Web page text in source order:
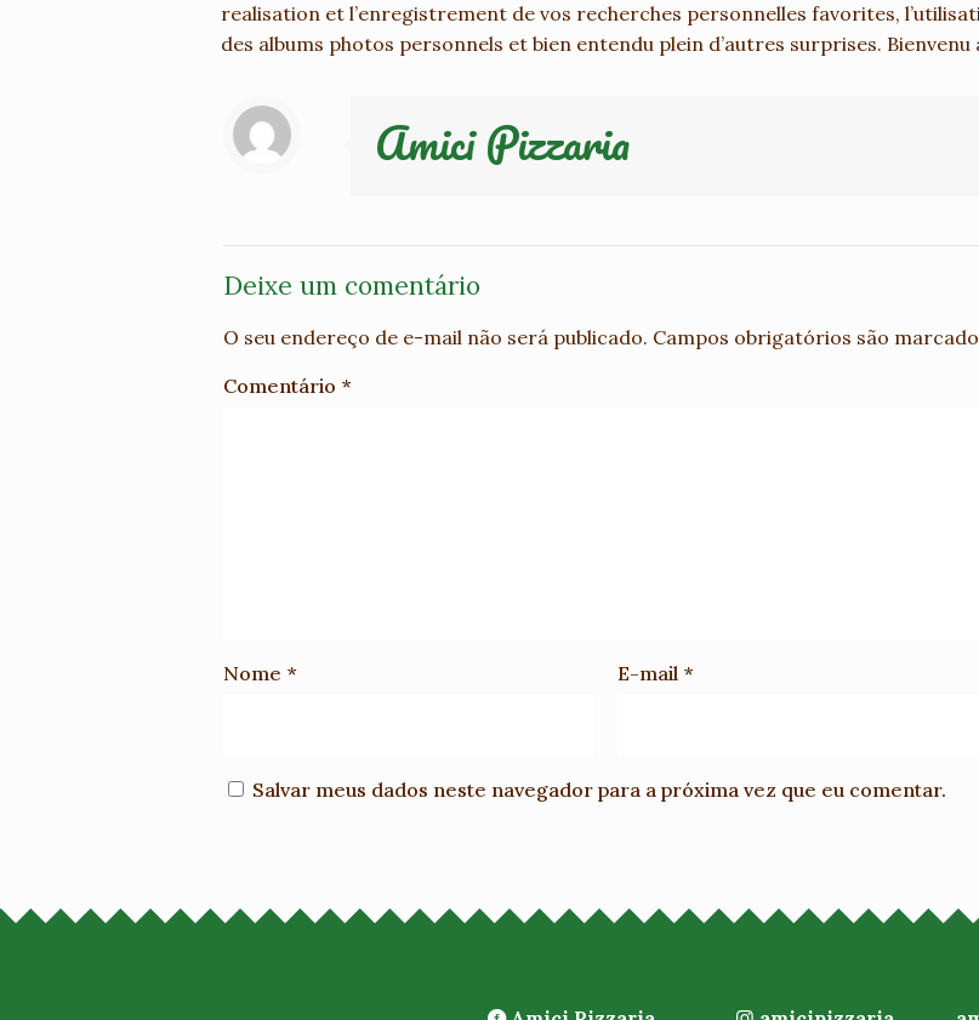
realisation et l’enregistrement de vos recherches personnelles favorites,
des albums photos personnels et bien entendu plein d’autres surprises.
Amici Pizzaria
Deixe um comentário
O seu endereço de e-mail não será publicado. Campos obrigatórios são
Comentário *
Nome * E-mail *
Salvar meus dados neste navegador para a próxima vez que eu comentar.